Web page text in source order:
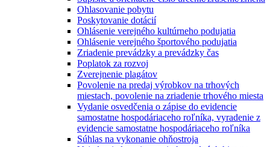
Ohlasovanie pobytu
Poskytovanie dotácií
Ohlásenie verejného kultúrneho podujatia
Ohlásenie verejného športového podujatia
Zriadenie prevádzky a prevádzky čas
Poplatok za rozvoj
Zverejnenie plagátov
Povolenie na predaj výrobkov na trhových
miestach, povolenie na zriadenie trhového miesta
Vydanie osvedčenia o zápise do evidencie
samostatne hospodáriaceho roľníka, vyradenie z
evidencie samostatne hospodáriaceho roľníka
Súhlas na vykonanie ohňostroja